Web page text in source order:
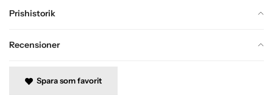
Prishistorik
Recensioner
Spara som favorit